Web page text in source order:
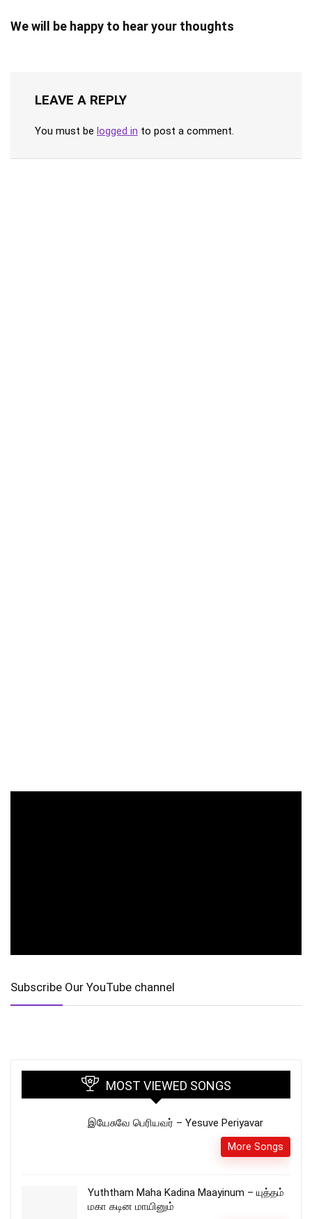
We will be happy to hear your thoughts
LEAVE A REPLY
You must be logged in to post a comment.
Subscribe Our YouTube channel
MOST VIEWED SONGS
இயேசுவே பெரியவர் – Yesuve Periyavar
More Songs
Yuththam Maha Kadina Maayinum – யுத்தம்
மகா கடின மாயினும்